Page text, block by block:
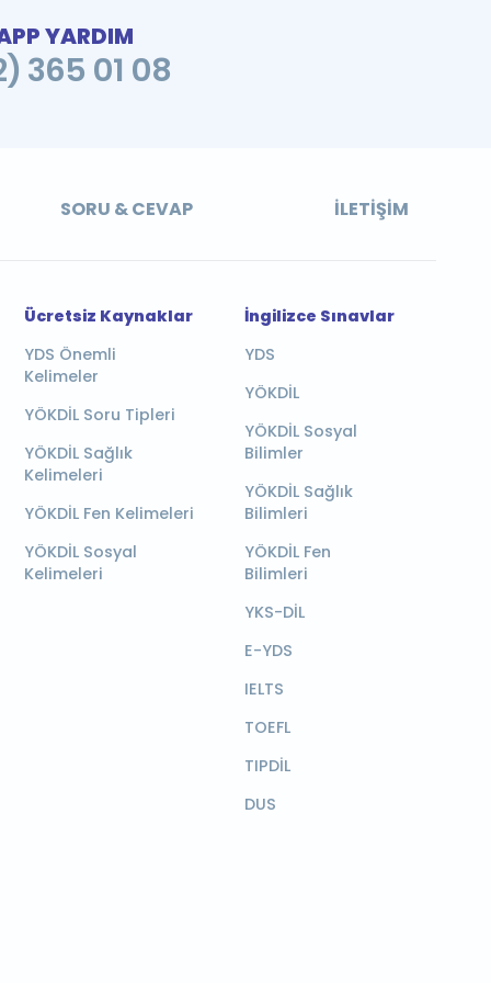
YARDIM
365 01 08
SORU & CEVAP İLETIŞIM
Ücretsiz Kaynaklar
YDS Önemli
Kelimeler
YÖKDİL Soru Tipleri
YÖKDİL Sağlık
Kelimeleri
YÖKDİL Fen Kelimeleri
YÖKDİL Sosyal
Kelimeleri
İngilizce Sınavlar
YDS
YÖKDİL
YÖKDİL Sosyal
Bilimler
YÖKDİL Sağlık
Bilimleri
YÖKDİL Fen
Bilimleri
YKS-DİL
E-YDS
IELTS
TOEFL
TIPDİL
DUS